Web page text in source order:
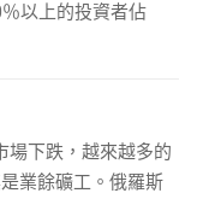
以上的投資者佔
場下跌，越來越多的
業餘礦工。俄羅斯